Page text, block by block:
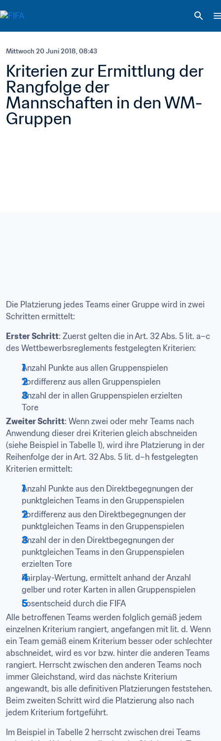
Mittwoch 20 Juni 2018, 08:43
Kriterien zur Ermittlung der
Rangfolge der
Mannschaften in den WM-
Gruppen
Die Platzierung jedes Teams einer Gruppe wird in zwei
Schritten ermittelt:
Erster Schritt: Zuerst gelten die in Art. 32 Abs. 5 lit. a–c
des Wettbewerbsreglements festgelegten Kriterien:
Anzahl Punkte aus allen Gruppenspielen
Tordifferenz aus allen Gruppenspielen
Anzahl der in allen Gruppenspielen erzielten
Tore
Zweiter Schritt: Wenn zwei oder mehr Teams nach
Anwendung dieser drei Kriterien gleich abschneiden
(siehe Beispiel in Tabelle 1), wird ihre Platzierung in der
Reihenfolge der in Art. 32 Abs. 5 lit. d–h festgelegten
Kriterien ermittelt:
Anzahl Punkte aus den Direktbegegnungen der
punktgleichen Teams in den Gruppenspielen
Tordifferenz aus den Direktbegegnungen der
punktgleichen Teams in den Gruppenspielen
Anzahl der in den Direktbegegnungen der
punktgleichen Teams in den Gruppenspielen
erzielten Tore
Fairplay-Wertung, ermittelt anhand der Anzahl
gelber und roter Karten in allen Gruppenspielen
Losentscheid durch die FIFA
Alle betroffenen Teams werden folglich gemäß jedem
einzelnen Kriterium rangiert, angefangen mit lit. d. Wenn
ein Team gemäß einem Kriterium besser oder schlechter
abschneidet, wird es vor bzw. hinter die anderen Teams
rangiert. Herrscht zwischen den anderen Teams noch
immer Gleichstand, wird das nächste Kriterium
angewandt, bis alle definitiven Platzierungen feststehen.
Beim zweiten Schritt wird die Platzierung also nach
jedem Kriterium fortgeführt.
Im Beispiel in Tabelle 2 herrscht zwischen drei Teams